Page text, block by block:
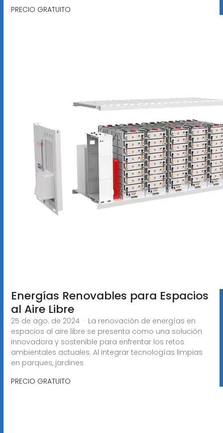
PRECIO GRATUITO
Energías Renovables para Espacios
al Aire Libre
25 de ago. de 2024 · La renovación de energías en
espacios al aire libre se presenta como una solución
innovadora y sostenible para enfrentar los retos
ambientales actuales. Al integrar tecnologías limpias
en parques, jardines
PRECIO GRATUITO